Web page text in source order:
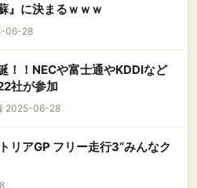
』に決まるｗｗｗ
06-28
！！NECや富士通やKDDIなど
社が参加
2025-06-28
リアGP フリー走行3“みんなク